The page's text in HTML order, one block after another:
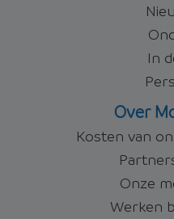
In
Over
Kosten van
Onze
Werken